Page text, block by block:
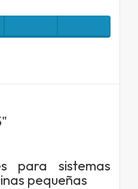
para sistemas
pequeñas